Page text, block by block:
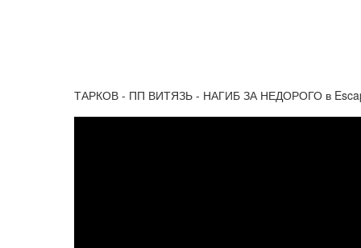
ТАРКОВ - ПП ВИТЯЗЬ - НАГИБ ЗА НЕДОРОГО в